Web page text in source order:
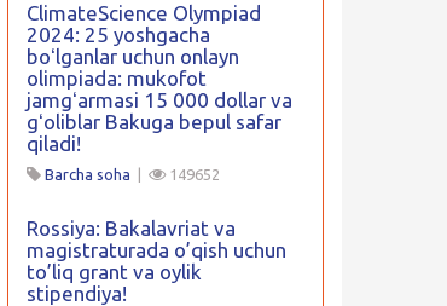
ClimateScience Olympiad
2024: 25 yoshgacha
boʻlganlar uchun onlayn
olimpiada: mukofot
jamgʻarmasi 15 000 dollar va
gʻoliblar Bakuga bepul safar
qiladi!
Barcha soha 149652
Rossiya: Bakalavriat va
magistraturada o’qish uchun
to’liq grant va oylik
stipendiya!